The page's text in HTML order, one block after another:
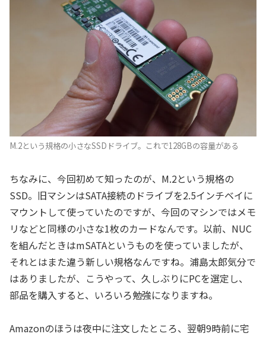
M.2という規格の小さなSSDドライブ。これで128GBの容量がある
ちなみに、今回初めて知ったのが、M.2という規格の
SSD。旧マシンはSATA接続のドライブを2.5インチベイに
マウントして使っていたのですが、今回のマシンではメモ
リなどと同様の小さな1枚のカードなんです。以前、NUC
を組んだときはmSATAというものを使っていましたが、
それとはまた違う新しい規格なんですね。浦島太郎気分で
はありましたが、こうやって、久しぶりにPCを選定し、
部品を購入すると、いろいろ勉強になりますね。
Amazonのほうは夜中に注文したところ、翌朝9時前に宅